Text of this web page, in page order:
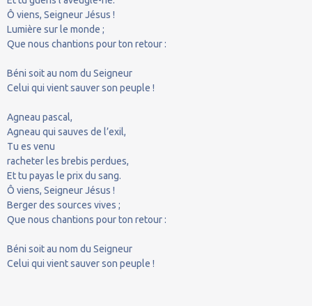
Ô viens, Seigneur Jésus !
Lumière sur le monde ;
Que nous chantions pour ton retour :
Béni soit au nom du Seigneur
Celui qui vient sauver son peuple !
Agneau pascal,
Agneau qui sauves de l’exil,
Tu es venu
racheter les brebis perdues,
Et tu payas le prix du sang.
Ô viens, Seigneur Jésus !
Berger des sources vives ;
Que nous chantions pour ton retour :
Béni soit au nom du Seigneur
Celui qui vient sauver son peuple !